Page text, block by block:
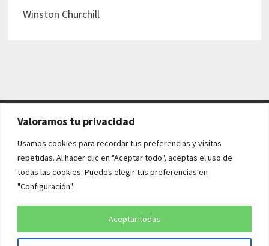
Valoramos tu privacidad
Usamos cookies para recordar tus preferencias y visitas
repetidas. Al hacer clic en "Aceptar todo", aceptas el uso de
todas las cookies. Puedes elegir tus preferencias en
"Configuración".
Aceptar todas
Winston Churchill
AVISO LEGAL Y POLÍTICAS
Aviso legal
Política de cookies